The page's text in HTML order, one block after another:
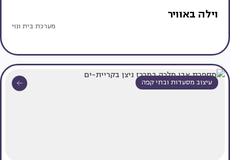
וילה באוויר
מערכת בית ונוי
עיצוב מסעדות ובתי קפה